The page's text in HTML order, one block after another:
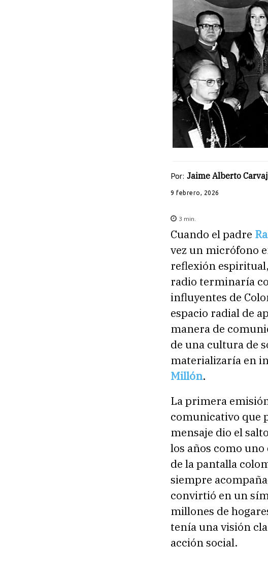
Por: Jaime Alberto
9 febrero, 2026
3 min.
Cuando el padre
vez un micrófono
reflexión
radio terminaría
influyentes de
espacio radial de
manera de
de una cultura de
materializaría en
Millón.
La primera
comunicativo que
mensaje dio el
los años como
de la pantalla
siempre
convirtió en un
millones de
tenía una visión
acción social.